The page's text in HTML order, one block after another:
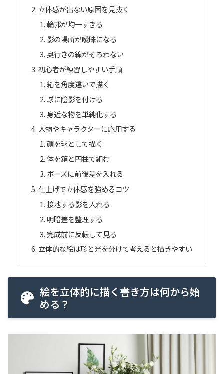
立体感が出ない原因を見抜く
輪郭が均一すぎる
影の場所が曖昧になる
奥行きの線がそろわない
初心者が練習しやすい手順
箱を角度違いで描く
球に陰影を付ける
身近な物を単純化する
人物やキャラクターに応用する
顔を球として描く
体を箱と円柱で組む
ポーズに前後差を入れる
仕上げで立体感を強めるコツ
接地する影を入れる
明暗差を整理する
完成前に反転して見る
立体的な絵は形と光を分けて考えると描きやすい
絵を立体的に描く書き方は何から始
める？